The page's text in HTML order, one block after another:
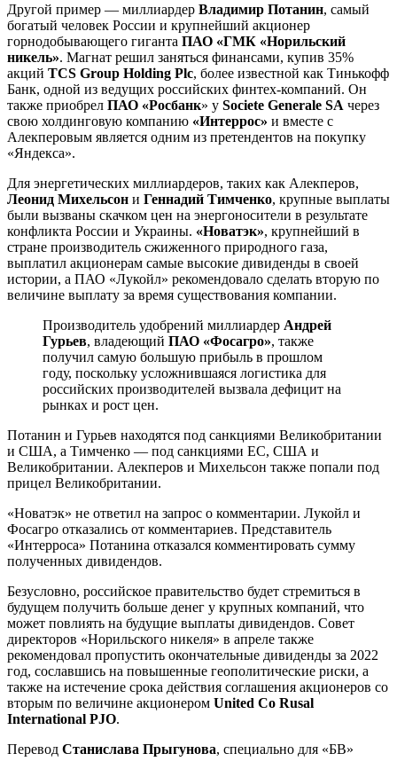
Другой пример — миллиардер Владимир Потанин, самый
богатый человек России и крупнейший акционер
горнодобывающего гиганта ПАО «ГМК «Норильский
никель». Магнат решил заняться финансами, купив 35%
акций TCS Group Holding Plc, более известной как Тинькофф
Банк, одной из ведущих российских финтех-компаний. Он
также приобрел ПАО «Росбанк» у Societe Generale SA через
свою холдинговую компанию «Интеррос» и вместе с
Алекперовым является одним из претендентов на покупку
«Яндекса».
Для энергетических миллиардеров, таких как Алекперов,
Леонид Михельсон и Геннадий Тимченко, крупные выплаты
были вызваны скачком цен на энергоносители в результате
конфликта России и Украины. «Новатэк», крупнейший в
стране производитель сжиженного природного газа,
выплатил акционерам самые высокие дивиденды в своей
истории, а ПАО «Лукойл» рекомендовало сделать вторую по
величине выплату за время существования компании.
Производитель удобрений миллиардер Андрей
Гурьев, владеющий ПАО «Фосагро», также
получил самую большую прибыль в прошлом
году, поскольку усложнившаяся логистика для
российских производителей вызвала дефицит на
рынках и рост цен.
Потанин и Гурьев находятся под санкциями Великобритании
и США, а Тимченко — под санкциями ЕС, США и
Великобритании. Алекперов и Михельсон также попали под
прицел Великобритании.
«Новатэк» не ответил на запрос о комментарии. Лукойл и
Фосагро отказались от комментариев. Представитель
«Интерроса» Потанина отказался комментировать сумму
полученных дивидендов.
Безусловно, российское правительство будет стремиться в
будущем получить больше денег у крупных компаний, что
может повлиять на будущие выплаты дивидендов. Совет
директоров «Норильского никеля» в апреле также
рекомендовал пропустить окончательные дивиденды за 2022
год, сославшись на повышенные геополитические риски, а
также на истечение срока действия соглашения акционеров со
вторым по величине акционером United Co Rusal
International PJO.
Перевод Станислава Прыгунова, специально для «БВ»